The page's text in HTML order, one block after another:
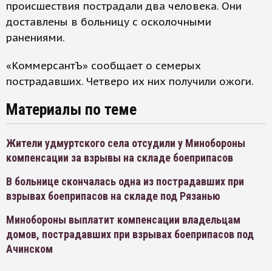
происшествия пострадали два человека. Они
доставлены в больницу с осколочными
ранениями.
«КоммерсантЪ» сообщает о семерых
пострадавших. Четверо их них получили ожоги.
Материалы по теме
Жители удмуртского села отсудили у Минобороны
компенсации за взрывы на складе боеприпасов
В больнице скончалась одна из пострадавших при
взрывах боеприпасов на складе под Рязанью
Минобороны выплатит компенсации владельцам
домов, пострадавших при взрывах боеприпасов под
Ачинском